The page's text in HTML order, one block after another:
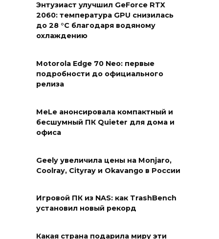
Энтузиаст улучшил GeForce RTX
2060: температура GPU снизилась
до 28 °C благодаря водяному
охлаждению
Motorola Edge 70 Neo: первые
подробности до официального
релиза
MeLe анонсировала компактный и
бесшумный ПК Quieter для дома и
офиса
Geely увеличила цены на Monjaro,
Coolray, Cityray и Okavango в России
Игровой ПК из NAS: как TrashBench
установил новый рекорд
Какая страна подарила миру эти